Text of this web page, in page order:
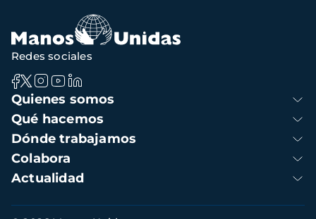
Navegación
principal
Quienes somos
Qué hacemos
Dónde trabajamos
Colabora
Actualidad
Redes sociales